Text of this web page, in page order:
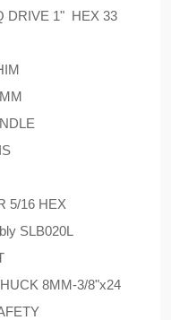
DRIVE 1" HEX 33
5/16 HEX
SLB020L
8MM-3/8"x24